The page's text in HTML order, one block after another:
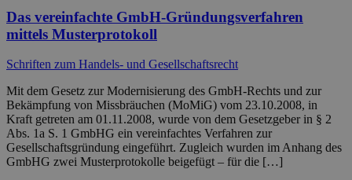
Das vereinfachte GmbH-Gründungsverfahren
mittels Musterprotokoll
Schriften zum Handels- und Gesellschaftsrecht
Mit dem Gesetz zur Modernisierung des GmbH-Rechts und zur
Bekämpfung von Missbräuchen (MoMiG) vom 23.10.2008, in
Kraft getreten am 01.11.2008, wurde von dem Gesetzgeber in § 2
Abs. 1a S. 1 GmbHG ein vereinfachtes Verfahren zur
Gesellschaftsgründung eingeführt. Zugleich wurden im Anhang des
GmbHG zwei Musterprotokolle beigefügt – für die […]